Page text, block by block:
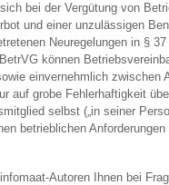
bei der Vergütung von
und einer unzulässigen
Neuregelungen in §
können
einvernehmlich
auf grobe Fehlerhaftigkeit
selbst („in seiner
betrieblichen
Autoren Ihnen bei